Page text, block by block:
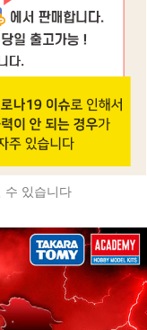
수 있습니다